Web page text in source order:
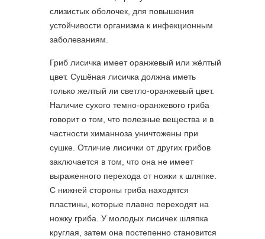
слизистых оболочек, для повышения
устойчивости организма к инфекционным
заболеваниям.
Гриб лисичка имеет оранжевый или жёлтый
цвет. Cушёная лисичка должна иметь
только желтый ли светло-оранжевый цвет.
Наличие сухого темно-оранжевого гриба
говорит о том, что полезные вещества и в
частности химанноза уничтожены при
сушке. Отличие лисички от других грибов
заключается в том, что она не имеет
выраженного перехода от ножки к шляпке.
С нижней стороны гриба находятся
пластины, которые плавно переходят на
ножку гриба. У молодых лисичек шляпка
круглая, затем она постепенно становится